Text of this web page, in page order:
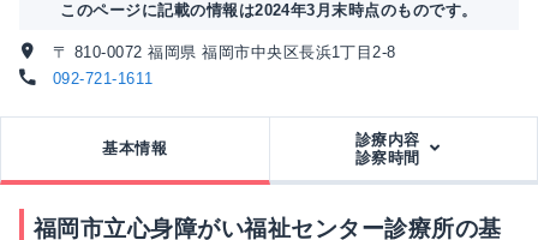
このページに記載の情報は2024年3月末時点のものです。
〒 810-0072 福岡県 福岡市中央区長浜1丁目2-8
092-721-1611
基本情報
診療内容
診察時間
福岡市立心身障がい福祉センター診療所の基